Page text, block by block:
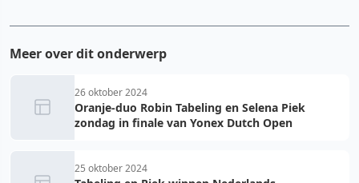
Meer over dit onderwerp
26 oktober 2024
Oranje-duo Robin Tabeling en Selena Piek
zondag in finale van Yonex Dutch Open
25 oktober 2024